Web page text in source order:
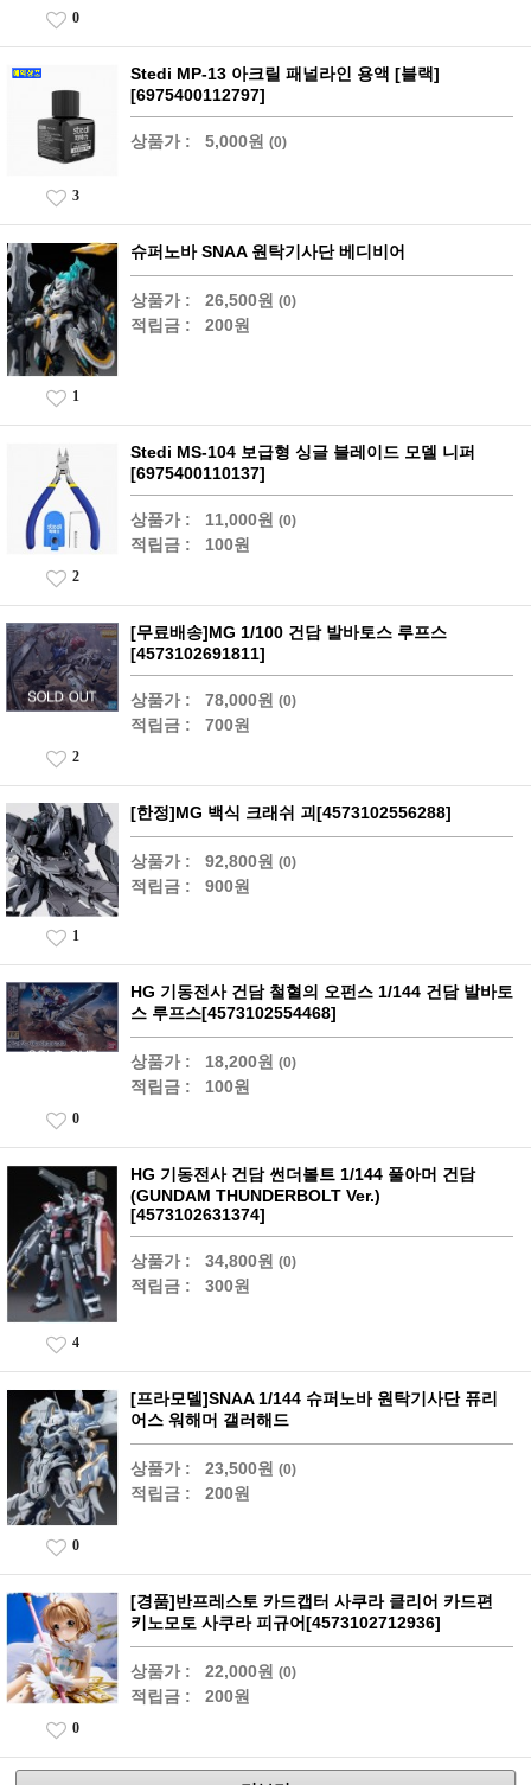
0
Stedi MP-13 아크릴 패널라인 용액 [블랙]
[6975400112797]
상품가 : 5,000원 (0)
3
슈퍼노바 SNAA 원탁기사단 베디비어
상품가 : 26,500원 (0)
적립금 : 200원
1
Stedi MS-104 보급형 싱글 블레이드 모델 니퍼
[6975400110137]
상품가 : 11,000원 (0)
적립금 : 100원
2
[무료배송]MG 1/100 건담 발바토스 루프스
[4573102691811]
상품가 : 78,000원 (0)
적립금 : 700원
2
[한정]MG 백식 크래쉬 괴[4573102556288]
상품가 : 92,800원 (0)
적립금 : 900원
1
HG 기동전사 건담 철혈의 오펀스 1/144 건담 발바토
스 루프스[4573102554468]
상품가 : 18,200원 (0)
적립금 : 100원
0
HG 기동전사 건담 썬더볼트 1/144 풀아머 건담
(GUNDAM THUNDERBOLT Ver.)
[4573102631374]
상품가 : 34,800원 (0)
적립금 : 300원
4
[프라모델]SNAA 1/144 슈퍼노바 원탁기사단 퓨리
어스 워해머 갤러해드
상품가 : 23,500원 (0)
적립금 : 200원
0
[경품]반프레스토 카드캡터 사쿠라 클리어 카드편
키노모토 사쿠라 피규어[4573102712936]
상품가 : 22,000원 (0)
적립금 : 200원
0